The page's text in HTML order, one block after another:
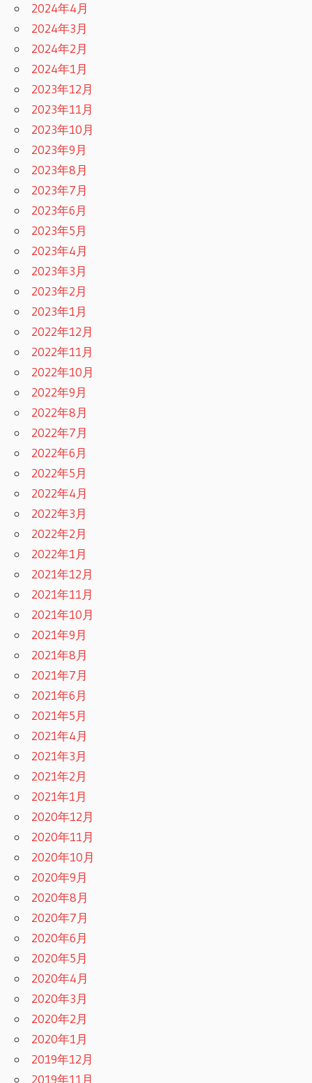
2024年4月
2024年3月
2024年2月
2024年1月
2023年12月
2023年11月
2023年10月
2023年9月
2023年8月
2023年7月
2023年6月
2023年5月
2023年4月
2023年3月
2023年2月
2023年1月
2022年12月
2022年11月
2022年10月
2022年9月
2022年8月
2022年7月
2022年6月
2022年5月
2022年4月
2022年3月
2022年2月
2022年1月
2021年12月
2021年11月
2021年10月
2021年9月
2021年8月
2021年7月
2021年6月
2021年5月
2021年4月
2021年3月
2021年2月
2021年1月
2020年12月
2020年11月
2020年10月
2020年9月
2020年8月
2020年7月
2020年6月
2020年5月
2020年4月
2020年3月
2020年2月
2020年1月
2019年12月
2019年11月